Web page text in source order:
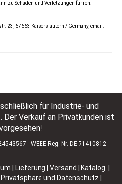
zu Schäden und Verletzungen führen.
23, 67663 Kaiserslautern / Germany, email:
für Industrie- und
Der Verkauf an Privatkunden ist
- WEEE-Reg.-Nr. DE 71410812
Lieferung | Versand
Katalog |
Privatsphäre und Datenschutz